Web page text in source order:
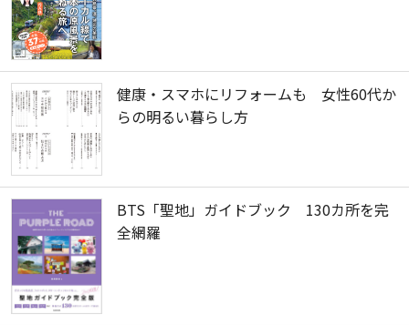
健康・スマホにリフォームも 女性60代か
らの明るい暮らし方
BTS「聖地」ガイドブック 130カ所を完
全網羅